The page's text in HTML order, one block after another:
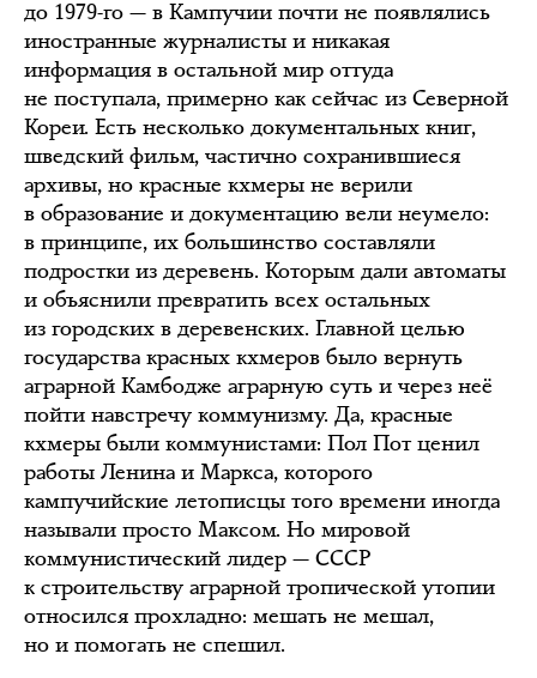
до 1979-го — в Кампучии почти не появлялись
иностранные журналисты и никакая
информация в остальной мир оттуда
не поступала, примерно как сейчас из Северной
Кореи. Есть несколько документальных книг,
шведский фильм, частично сохранившиеся
архивы, но красные кхмеры не верили
в образование и документацию вели неумело:
в принципе, их большинство составляли
подростки из деревень. Которым дали автоматы
и объяснили превратить всех остальных
из городских в деревенских. Главной целью
государства красных кхмеров было вернуть
аграрной Камбодже аграрную суть и через неё
пойти навстречу коммунизму. Да, красные
кхмеры были коммунистами: Пол Пот ценил
работы Ленина и Маркса, которого
кампучийские летописцы того времени иногда
называли просто Максом. Но мировой
коммунистический лидер — СССР
к строительству аграрной тропической утопии
относился прохладно: мешать не мешал,
но и помогать не спешил.